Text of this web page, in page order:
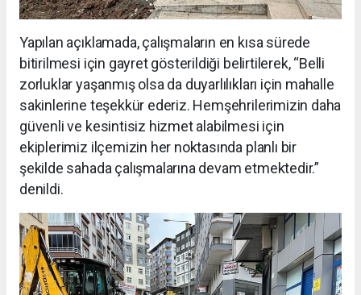
Yapılan açıklamada, çalışmaların en kısa sürede
bitirilmesi için gayret gösterildiği belirtilerek, “Belli
zorluklar yaşanmış olsa da duyarlılıkları için mahalle
sakinlerine teşekkür ederiz. Hemşehrilerimizin daha
güvenli ve kesintisiz hizmet alabilmesi için
ekiplerimiz ilçemizin her noktasında planlı bir
şekilde sahada çalışmalarına devam etmektedir.”
denildi.